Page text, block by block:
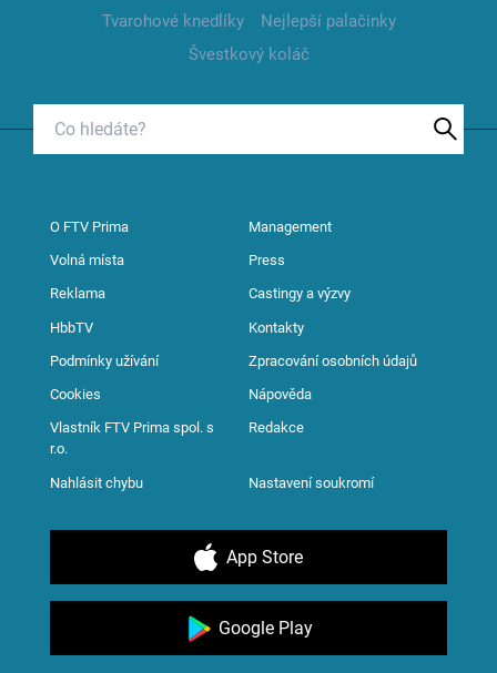
Tvarohové knedlíky
Nejlepší palačinky
Švestkový koláč
O FTV Prima Management
Volná místa Press
Reklama Castingy a výzvy
HbbTV Kontakty
Podmínky užívání Zpracování osobních údajů
Cookies Nápověda
Vlastník FTV Prima spol. s
r.o.
Redakce
Nahlásit chybu Nastavení soukromí
App Store
Google Play